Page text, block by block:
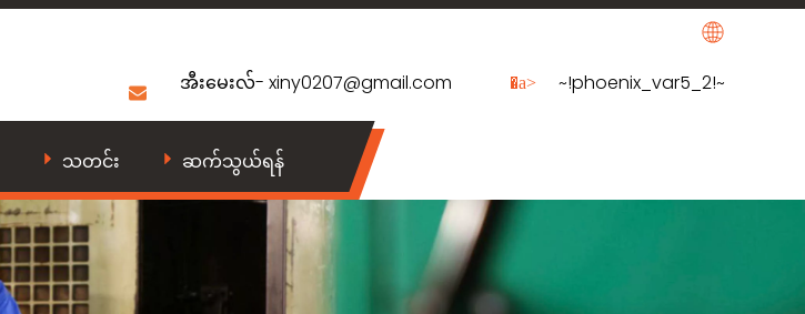
အီးမေးလ်- xiny0207@gmail.com �a> ~!phoenix_var5_2!~
သတင်း ဆက်သွယ်ရန်